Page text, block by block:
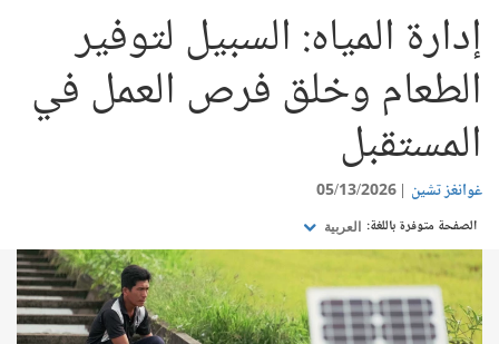
إدارة المياه: السبيل لتوفير
الطعام وخلق فرص العمل في
المستقبل
غوانغز تشين 05/13/2026
الصفحة متوفرة باللغة: العربية